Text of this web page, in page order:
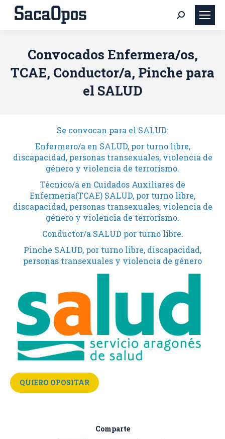
Buscar:
Convocados Enfermera/os,
TCAE, Conductor/a, Pinche para
el SALUD
Se convocan para el SALUD:
Enfermero/a en SALUD, por turno libre,
discapacidad, personas transexuales, violencia de
género y violencia de terrorismo.
Técnico/a en Cuidados Auxiliares de
Enfermería(TCAE) SALUD, por turno libre,
discapacidad, personas transexuales, violencia de
género y violencia de terrorismo.
Conductor/a SALUD por turno libre.
Pinche SALUD, por turno libre, discapacidad,
personas transexuales y violencia de género
QUIERO OPOSITAR
Comparte